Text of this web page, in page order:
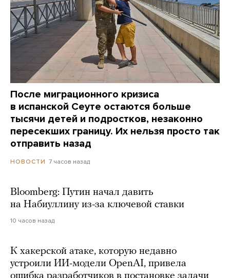
После миграционного кризиса
в испанской Сеуте остаются больше
тысячи детей и подростков, незаконно
пересекших границу. Их нельзя просто так
отправить назад
НОВОСТИ 7 часов назад
Bloomberg: Путин начал давить
на Набиуллину из-за ключевой ставки
10 часов назад
К хакерской атаке, которую недавно
устроили ИИ-модели OpenAI, привела